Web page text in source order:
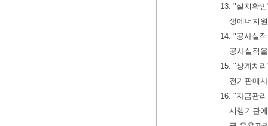
13. "설치확
생에너지
14. "공사실
공사실적
15. "상계처
전기판매
16. "자금관
시행기관